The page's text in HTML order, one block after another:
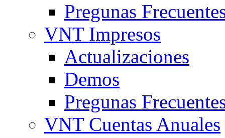
Pregunas
VNT Impresos
Actualizaciones
Demos
Pregunas
VNT Cuentas Anuales